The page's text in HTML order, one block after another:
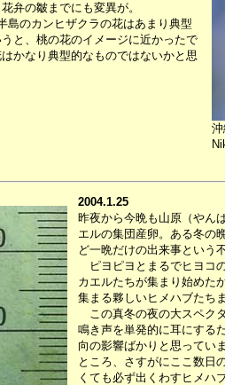
弁の皺までにも変異が。
のカンヒザクラの花はあまり典型
と、桃の花のイメージに近かったで
かなり典型的なものではないかと思
2004.1.25
昨夜から今晩も山原（やん
エルの集団産卵。ある冬の
ど一晩だけの出来事という不
ピヨピヨとまるでヒヨコ
カエルたちが集まり始めた
集まる夥しいヒメハブたちま
この真冬の夜の大スペク
鳴き声を単発的に耳にする
向の影響ばかりと思ってい
ところ、さすがにここ数日
くても必ず出くわすヒメハ